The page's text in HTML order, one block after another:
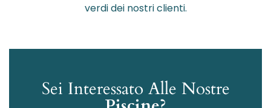
verdi dei nostri clienti.
Sei Interessato Alle Nostre